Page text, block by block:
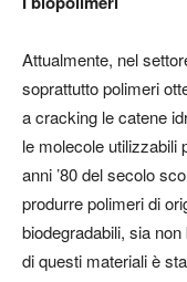
Attualmente, nel
soprattutto polimeri
a cracking le catene
le molecole utilizzabili
anni ’80 del secolo
produrre polimeri di
biodegradabili, sia
di questi materiali è